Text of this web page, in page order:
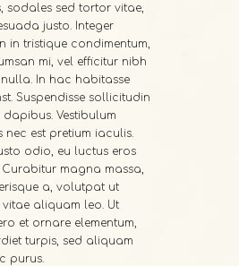
sodales sed tortor vitae,
justo. Integer
in tristique condimentum,
mi, vel efficitur nibh
In hac habitasse
Suspendisse sollicitudin
Vestibulum
est pretium iaculis.
odio, eu luctus eros
Curabitur magna massa,
a, volutpat ut
vitae aliquam leo. Ut
et ornare elementum,
turpis, sed aliquam
purus.